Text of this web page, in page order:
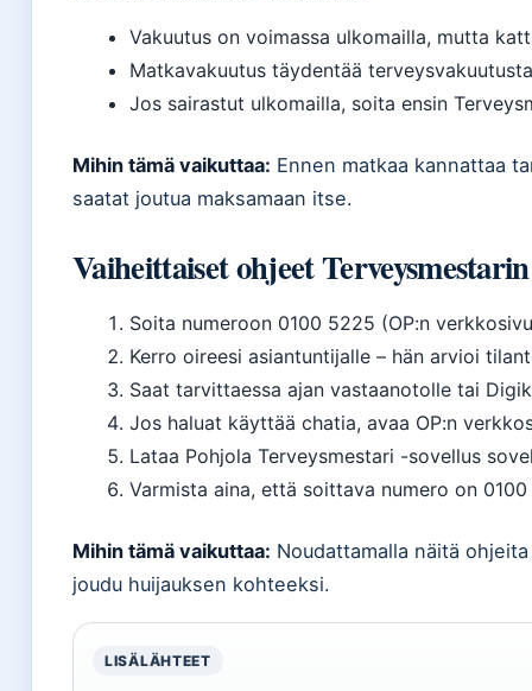
Vakuutus on voimassa ulkomailla, mutta
Matkavakuutus täydentää
Jos sairastut ulkomailla, soita ensin
Mihin tämä vaikuttaa: Ennen matkaa kannattaa
saatat joutua maksamaan itse.
Vaiheittaiset ohjeet
Soita numeroon 0100 5225 (OP:n
Kerro oireesi asiantuntijalle – hän arvioi
Saat tarvittaessa ajan vastaanotolle tai
Jos haluat käyttää chatia, avaa OP:n
Lataa Pohjola Terveysmestari -sovellus
Varmista aina, että soittava numero on
Mihin tämä vaikuttaa: Noudattamalla näitä
joudu huijauksen kohteeksi.
LISÄLÄHTEET